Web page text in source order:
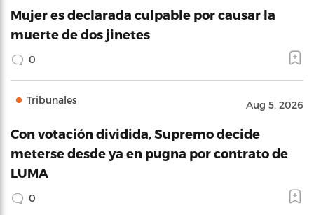
Mujer es declarada culpable por causar la
muerte de dos jinetes
0
Tribunales Aug 5, 2026
Con votación dividida, Supremo decide
meterse desde ya en pugna por contrato de
LUMA
0